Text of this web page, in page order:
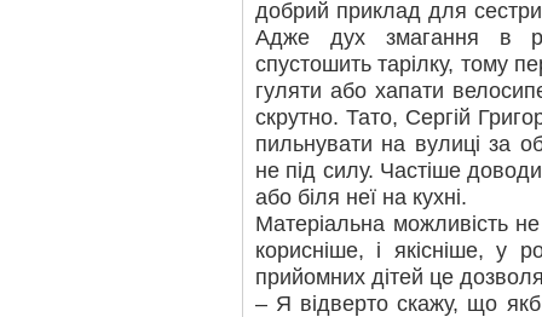
добрий приклад для
Адже дух змагання в
спустошить тарілку, тому
гуляти або хапати
скрутно. Тато, Сергій
пильнувати на вулиці за
не під силу. Частіше
або біля неї на кухні.
Матеріальна можливість
корисніше, і якісніше, у
прийомних дітей це
– Я відверто скажу, що